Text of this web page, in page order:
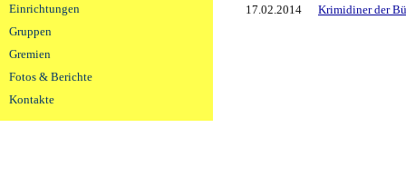
Einrichtungen
Gruppen
Gremien
Fotos & Berichte
Kontakte
17.02.2014
Krimidiner der